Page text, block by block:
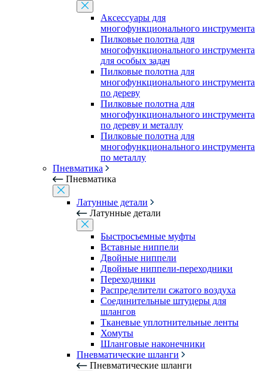
Аксессуары для
многофункционального инструмента
Пилковые полотна для
многофункционального инструмента
для особых задач
Пилковые полотна для
многофункционального инструмента
по дереву
Пилковые полотна для
многофункционального инструмента
по дереву и металлу
Пилковые полотна для
многофункционального инструмента
по металлу
Пневматика
Пневматика
Латунные детали
Латунные детали
Быстросъемные муфты
Вставные ниппели
Двойные ниппели
Двойные ниппели-переходники
Переходники
Распределители сжатого воздуха
Соединительные штуцеры для
шлангов
Тканевые уплотнительные ленты
Хомуты
Шланговые наконечники
Пневматические шланги
Пневматические шланги